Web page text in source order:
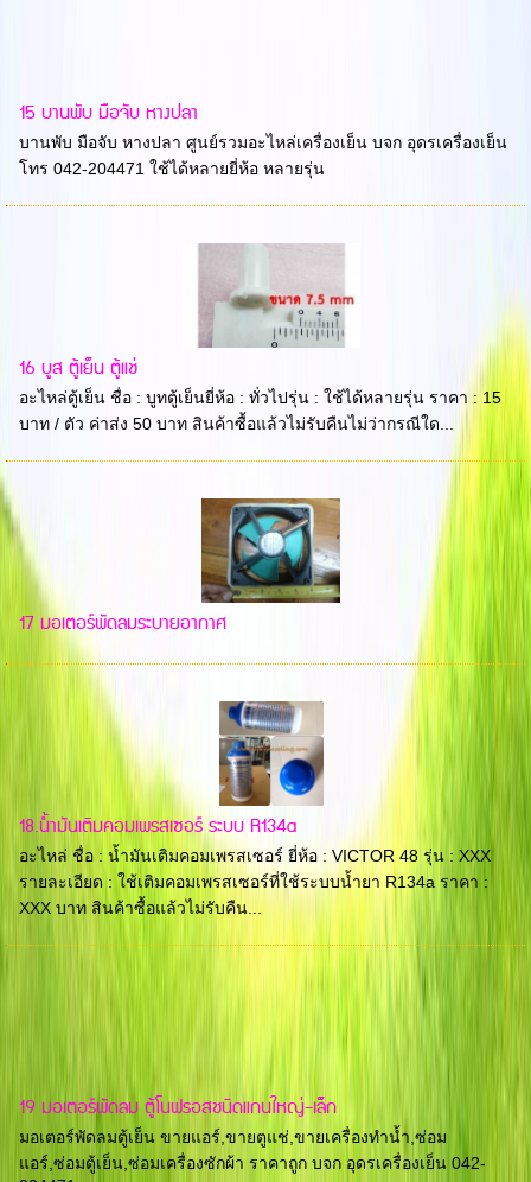
15 บานพับ มือจับ หางปลา
บานพับ มือจับ หางปลา ศูนย์รวมอะไหล่เครื่องเย็น บจก อุดรเครื่องเย็น
โทร 042-204471 ใช้ได้หลายยี่ห้อ หลายรุ่น
16 บูส ตู้เย็น ตู้แช่
อะไหล่ตู้เย็น ชื่อ : บูทตู้เย็นยี่ห้อ : ทั่วไปรุ่น : ใช้ได้หลายรุ่น ราคา : 15
บาท / ตัว ค่าส่ง 50 บาท สินค้าซื้อแล้วไม่รับคืนไม่ว่ากรณีใด...
17 มอเตอร์พัดลมระบายอากาศ
18.น้ำมันเติมคอมเพรสเซอร์ ระบบ R134a
อะไหล่ ชื่อ : น้ำมันเติมคอมเพรสเซอร์ ยี่ห้อ : VICTOR 48 รุ่น : XXX
รายละเอียด : ใช้เติมคอมเพรสเซอร์ที่ใช้ระบบน้ำยา R134a ราคา :
XXX บาท สินค้าซื้อแล้วไม่รับคืน...
19 มอเตอร์พัดลม ตู้โนฟรอสชนิดแกนใหญ่-เล็ก
มอเตอร์พัดลมตู้เย็น ขายแอร์,ขายตูแช่,ขายเครื่องทำน้ำ,ซ่อม
แอร์,ซ่อมตู้เย็น,ซ่อมเครื่องซักผ้า ราคาถูก บจก อุดรเครื่องเย็น 042-